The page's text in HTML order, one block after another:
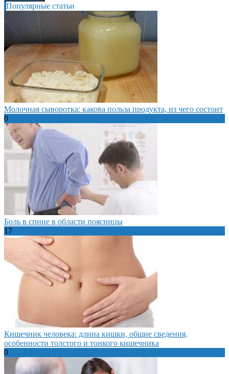
Популярные статьи
Молочная сыворотка: какова польза продукта, из чего состоит
0
Боль в спине в области поясницы
17
Кишечник человека: длина кишки, общие сведения,
особенности толстого и тонкого кишечника
0